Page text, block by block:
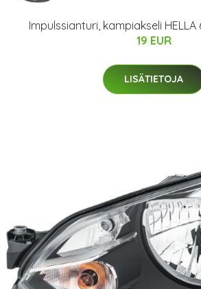
Impulssianturi, kampiakseli HELLA
19 EUR
LISÄTIETOJA